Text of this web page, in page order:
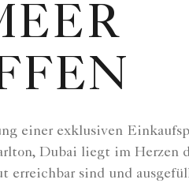
einer exklusiven
Dubai liegt im Herzen
erreichbar sind und